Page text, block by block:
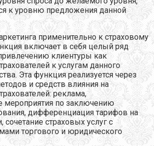
к уровню предложения данной
применительно к страховому
включает в себя целый ряд
клиентуры как
к услугам данного
Эта функция реализуется через
и средств влияния на
реклама,
мероприятия по заключению
дифференциация тарифов на
сочетание страховых услуг с
торгового и юридического